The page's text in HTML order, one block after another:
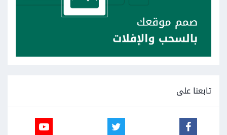
تابعنا على